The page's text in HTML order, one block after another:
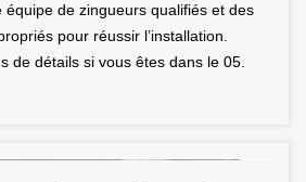
équipe de zingueurs qualifiés et des
pour réussir l’installation.
de détails si vous êtes dans le 05.